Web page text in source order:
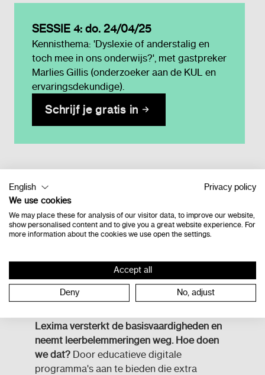
SESSIE 4: do. 24/04/25
Kennisthema: 'Dyslexie of anderstalig en
toch mee in ons onderwijs?', met gastpreker
Marlies Gillis (onderzoeker aan de KUL en
ervaringsdekundige).
Schrijf je gratis in
Meer informatie
Lexima enSchoolsupportbundelen
krachten voor de inspiratiesessies van
2025om onderwijsprofessionals te
Lexima versterkt de basisvaardigheden en
neemt leerbelemmeringen weg. Hoe doen
we dat?Door educatieve digitale
programma's aan te bieden die extra
English
Privacy policy
We use cookies
We may place these for analysis of our visitor data, to improve our website,
show personalised content and to give you a great website experience. For
more information about the cookies we use open the settings.
Accept all
Deny No, adjust